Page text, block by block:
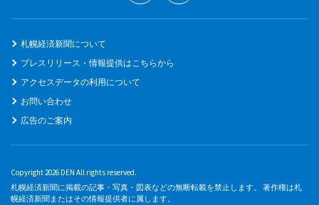
札幌経済新聞について
プレスリリース・情報提供はこちらから
アクセスデータの利用について
お問い合わせ
広告のご案内
Copyright 2026 DEN All rights reserved.
札幌経済新聞に掲載の記事・写真・図表などの無断転載を禁止します。 著作権は札
幌経済新聞またはその情報提供者に属します。